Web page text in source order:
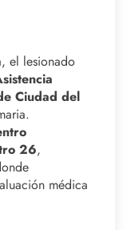
el lesionado
Ciudad del
26,
médica